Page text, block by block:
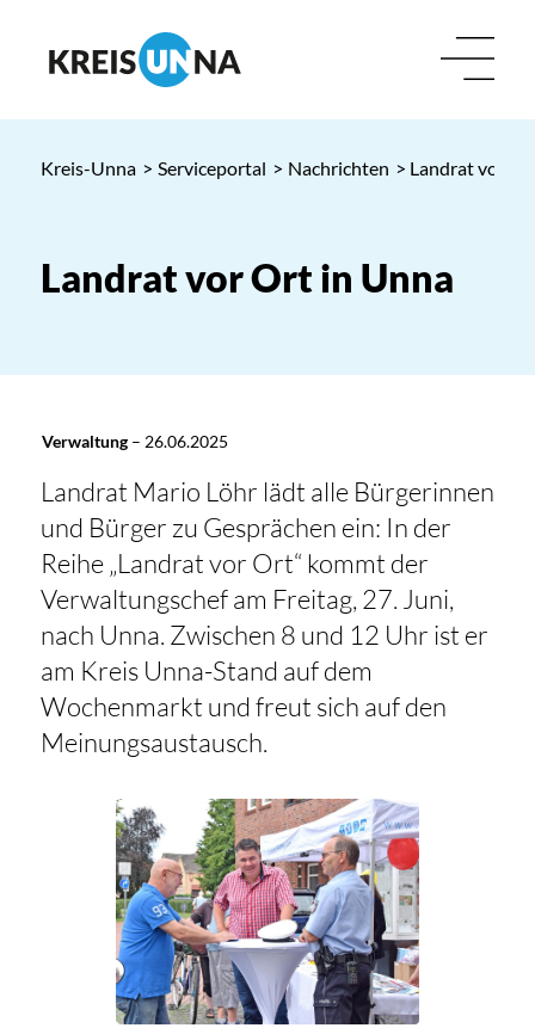
Kreis-Unna > Serviceportal > Nachrichten > Landrat vor
Landrat vor Ort in Unna
Verwaltung– 26.06.2025
Landrat Mario Löhr lädt alle Bürgerinnen
und Bürger zu Gesprächen ein: In der
Reihe „Landrat vor Ort“ kommt der
Verwaltungschef am Freitag, 27. Juni,
nach Unna. Zwischen 8 und 12 Uhr ist er
am Kreis Unna-Stand auf dem
Wochenmarkt und freut sich auf den
Meinungsaustausch.